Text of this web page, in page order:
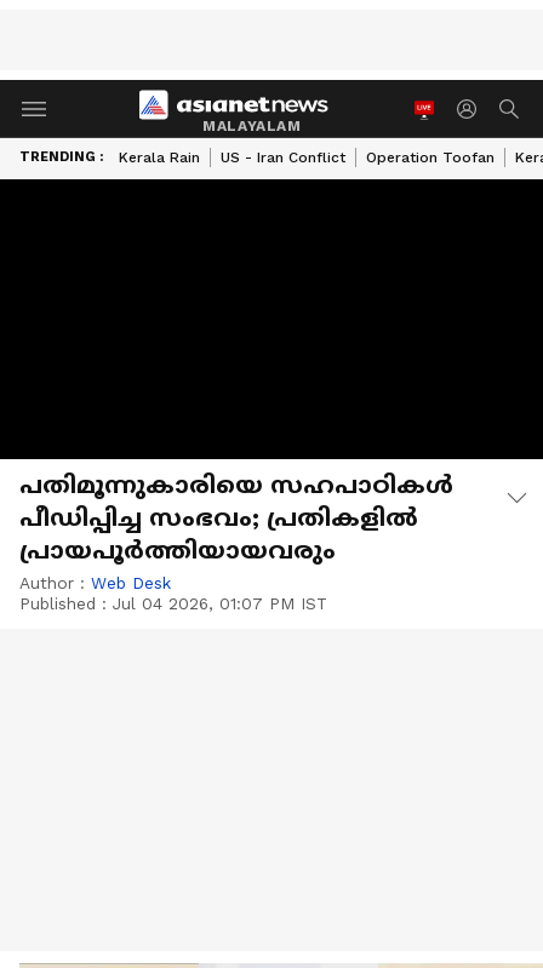
MALAYALAM
TRENDING : Kerala Rain US - Iran Conflict Operation Toofan
പതിമൂന്നുകാരിയെ സഹപാഠികൾ
പീഡിപ്പിച്ച സംഭവം; പ്രതികളിൽ
പ്രായപൂർത്തിയായവരും
Author : Web Desk
Published : Jul 04 2026, 01:07 PM IST